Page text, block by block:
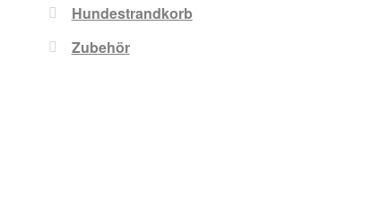
Hundestrandkorb
Zubehör